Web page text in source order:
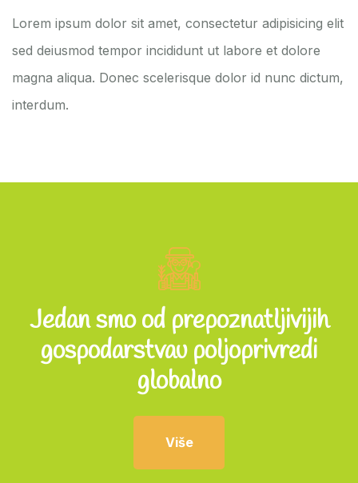
Lorem ipsum dolor sit amet, consectetur adipisicing elit
sed deiusmod tempor incididunt ut labore et dolore
magna aliqua. Donec scelerisque dolor id nunc dictum,
interdum.
Jedan smo od prepoznatljivijih
gospodarstvau poljoprivredi
globalno
Više